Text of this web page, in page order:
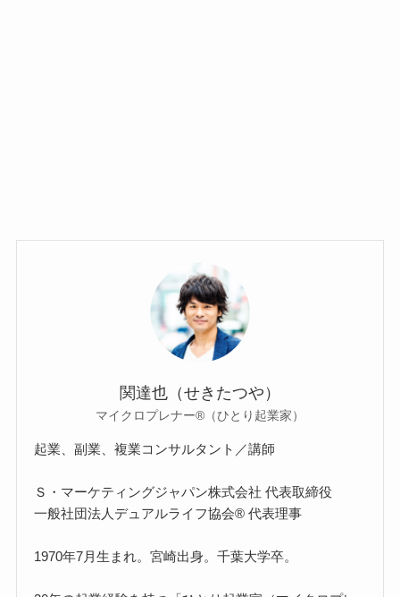
関達也（せきたつや）
マイクロプレナー®（ひとり起業家）
起業、副業、複業コンサルタント／講師
Ｓ・マーケティングジャパン株式会社 代表取締役
一般社団法人デュアルライフ協会® 代表理事
1970年7月生まれ。宮崎出身。千葉大学卒。